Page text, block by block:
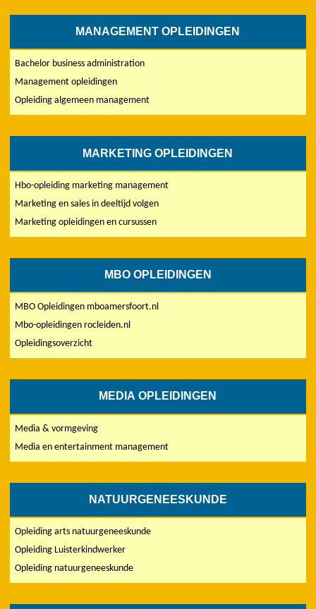
MANAGEMENT OPLEIDINGEN
Bachelor business administration
Management opleidingen
Opleiding algemeen management
MARKETING OPLEIDINGEN
Hbo-opleiding marketing management
Marketing en sales in deeltijd volgen
Marketing opleidingen en cursussen
MBO OPLEIDINGEN
MBO Opleidingen mboamersfoort.nl
Mbo-opleidingen rocleiden.nl
Opleidingsoverzicht
MEDIA OPLEIDINGEN
Media & vormgeving
Media en entertainment management
NATUURGENEESKUNDE
Opleiding arts natuurgeneeskunde
Opleiding Luisterkindwerker
Opleiding natuurgeneeskunde